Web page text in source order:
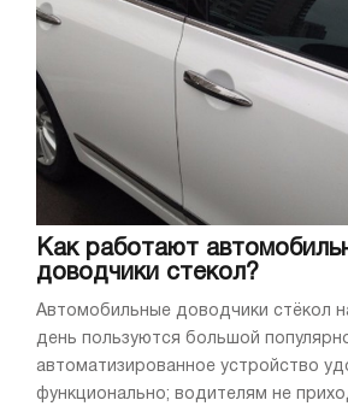
Как работают
доводчики стекол?
Автомобильные доводчики стёкол
день пользуются большой
автоматизированное устройство
функционально; водителям не